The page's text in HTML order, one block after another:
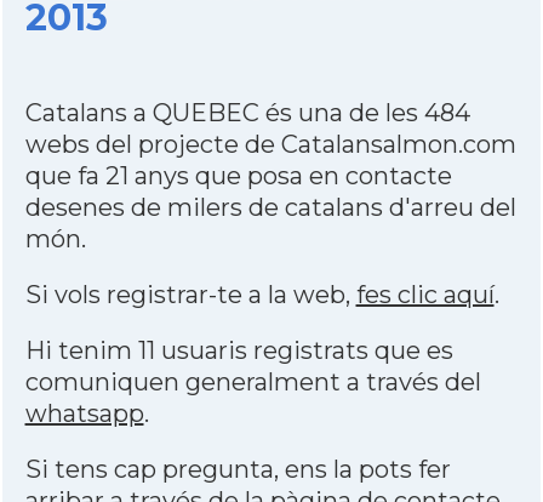
2013
Catalans a QUEBEC és una de les 484
webs del projecte de Catalansalmon.com
que fa 21 anys que posa en contacte
desenes de milers de catalans d'arreu del
món.
Si vols registrar-te a la web, fes clic aquí.
Hi tenim 11 usuaris registrats que es
comuniquen generalment a través del
whatsapp.
Si tens cap pregunta, ens la pots fer